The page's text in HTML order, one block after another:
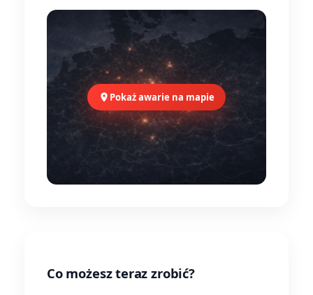
Pokaż awarie na mapie
Co możesz teraz zrobić?